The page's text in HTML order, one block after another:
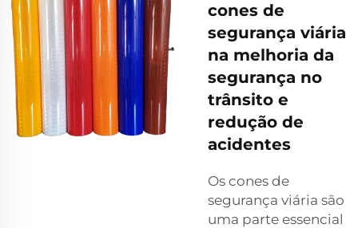
cones de
segurança viária
na melhoria da
segurança no
trânsito e
redução de
acidentes
Os cones de
segurança viária são
uma parte essencial